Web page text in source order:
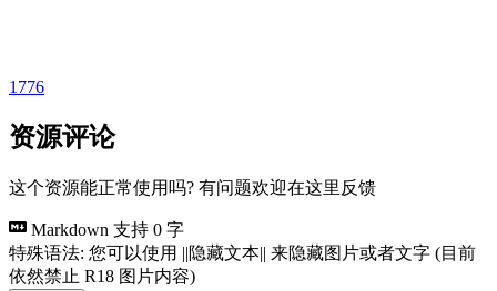
1776
资源评论
这个资源能正常使用吗? 有问题欢迎在这里反馈
Markdown 支持 0 字
特殊语法: 您可以使用 ||隐藏文本|| 来隐藏图片或者文字 (目前
依然禁止 R18 图片内容)